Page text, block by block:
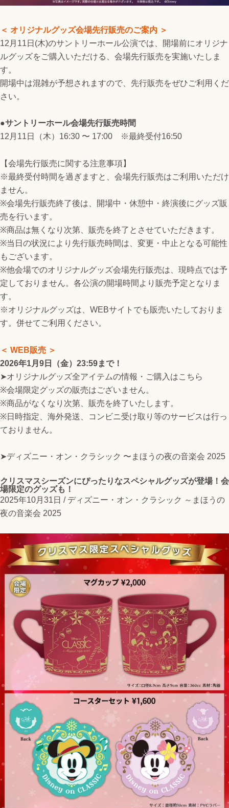
＜ オリジナルグッズ会場先行販売のご案内 ＞
12月11日(木)のサントリーホール公演では、開場前にオリジナ
ルグッズをご購入いただける、会場先行販売を実施いたしま
す。
開場中は混雑が予想されますので、先行販売をぜひご利用くだ
さい。
●サントリーホール会場先行販売時間
12月11日（木）16:30 〜 17:00 ※最終受付16:50
【会場先行販売に関する注意事項】
※最終受付時間を過ぎますと、会場先行販売はご利用いただけ
ません。
※会場先行販売終了後は、開場中・休憩中・終演後にグッズ販
売を行います。
※商品は無くなり次第、販売を終了とさせていただきます。
※当日の状況により先行販売時間は、変更・中止となる可能性
もございます。
※他会場でのオリジナルグッズ会場先行販売は、現時点では予
定しておりません。各公演の開場時間より販売予定となりま
す。
※オリジナルグッズは、WEBサイトでも販売いたしておりま
す。併せてご利用ください。
＜ WEB販売 ＞
2026年1月9日（金）23:59まで！
➤オリジナルグッズ全アイテムの情報・ご購入はこちら
※会場限定グッズの販売はございません。
※商品がなくなり次第、販売を終了いたします。
※日時指定、海外発送、コンビニ受け取り等のサービスは行っ
ておりません。
➤ディズニー・オン・クラシック 〜まほうの夜の音楽会 2025
クリスマスシーズンにぴったりなスペシャルグッズが登場！会
場限定のグッズも！
2025年10月31日 / ディズニー・オン・クラシック ～まほうの
夜の音楽会 2025